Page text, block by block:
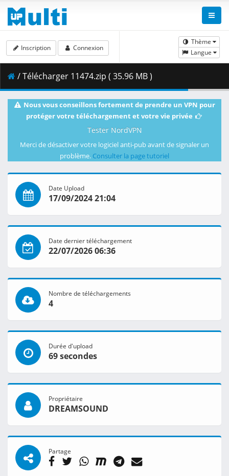
Thème
Langue
Inscription Connexion
/ Télécharger 11474.zip ( 35.96 MB )
Nous vous conseillons fortement de prendre un VPN pour
protéger votre téléchargement et votre vie privée
Tester NordVPN
Merci de désactiver votre logiciel anti-pub avant de signaler un
problème. Consulter la page tutoriel
Date Upload
17/09/2024 21:04
Date dernier téléchargement
22/07/2026 06:36
Nombre de téléchargements
4
Durée d'upload
69 secondes
Propriétaire
DREAMSOUND
Partage